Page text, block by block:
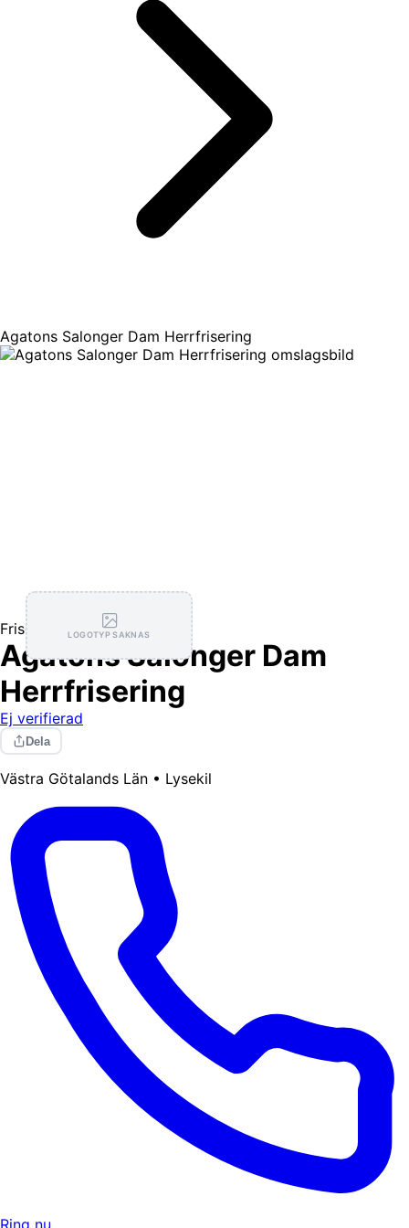
Agatons Salonger Dam Herrfrisering
LOGOTYP SAKNAS
Frisörer
Agatons Salonger Dam
Herrfrisering
Ej verifierad
Dela
Västra Götalands Län • Lysekil
Ring nu